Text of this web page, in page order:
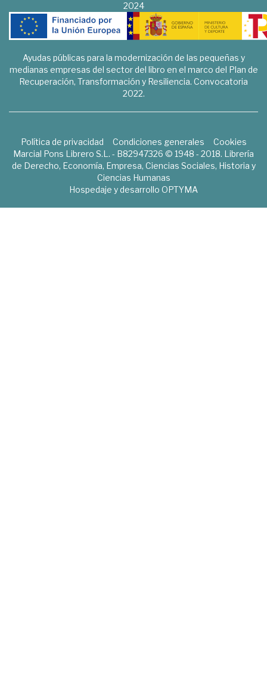
2024
Ayudas públicas para la modernización de las pequeñas y
medianas empresas del sector del libro en el marco del Plan de
Recuperación, Transformación y Resiliencia. Convocatoria
2022.
Política de privacidad Condiciones generales
Cookies
Marcial Pons Librero S.L. - B82947326 © 1948 - 2018. Librería
de Derecho, Economía, Empresa, Ciencias Sociales, Historia y
Ciencias Humanas
Hospedaje y desarrollo OPTYMA